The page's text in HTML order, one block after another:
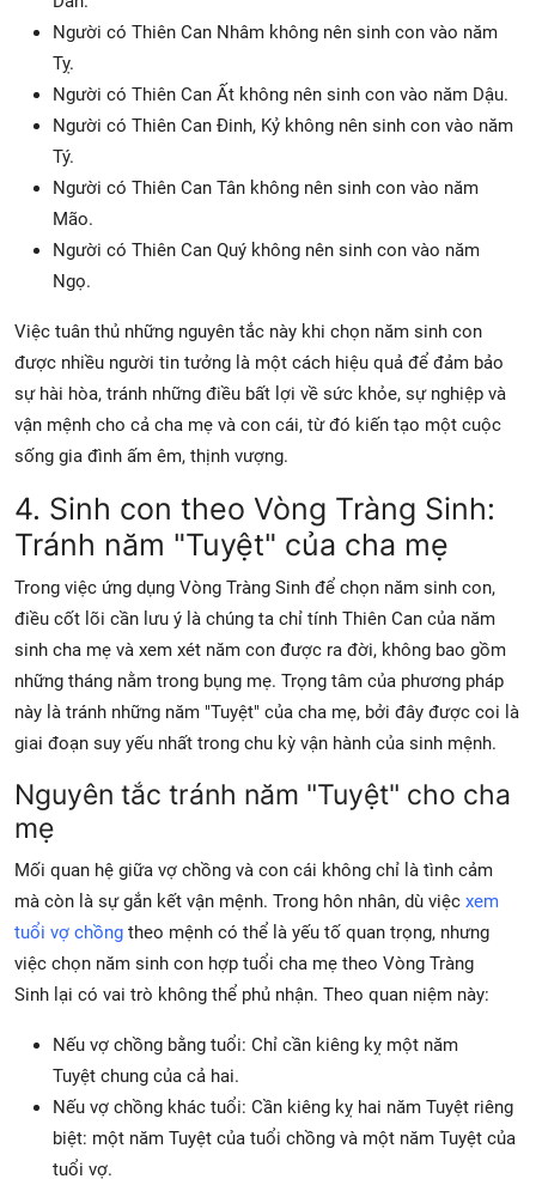
Người có Thiên Can Nhâm không nên sinh con vào năm
Tỵ.
Người có Thiên Can Ất không nên sinh con vào năm Dậu.
Người có Thiên Can Đinh, Kỷ không nên sinh con vào năm
Tý.
Người có Thiên Can Tân không nên sinh con vào năm
Mão.
Người có Thiên Can Quý không nên sinh con vào năm
Ngọ.
Việc tuân thủ những nguyên tắc này khi chọn năm sinh con
được nhiều người tin tưởng là một cách hiệu quả để đảm bảo
sự hài hòa, tránh những điều bất lợi về sức khỏe, sự nghiệp và
vận mệnh cho cả cha mẹ và con cái, từ đó kiến tạo một cuộc
sống gia đình ấm êm, thịnh vượng.
4. Sinh con theo Vòng Tràng Sinh:
Tránh năm "Tuyệt" của cha mẹ
Trong việc ứng dụng Vòng Tràng Sinh để chọn năm sinh con,
điều cốt lõi cần lưu ý là chúng ta chỉ tính Thiên Can của năm
sinh cha mẹ và xem xét năm con được ra đời, không bao gồm
những tháng nằm trong bụng mẹ. Trọng tâm của phương pháp
này là tránh những năm "Tuyệt" của cha mẹ, bởi đây được coi là
giai đoạn suy yếu nhất trong chu kỳ vận hành của sinh mệnh.
Nguyên tắc tránh năm "Tuyệt" cho cha
mẹ
Mối quan hệ giữa vợ chồng và con cái không chỉ là tình cảm
mà còn là sự gắn kết vận mệnh. Trong hôn nhân, dù việc xem
tuổi vợ chồng theo mệnh có thể là yếu tố quan trọng, nhưng
việc chọn năm sinh con hợp tuổi cha mẹ theo Vòng Tràng
Sinh lại có vai trò không thể phủ nhận. Theo quan niệm này:
Nếu vợ chồng bằng tuổi: Chỉ cần kiêng kỵ một năm
Tuyệt chung của cả hai.
Nếu vợ chồng khác tuổi: Cần kiêng kỵ hai năm Tuyệt riêng
biệt: một năm Tuyệt của tuổi chồng và một năm Tuyệt của
tuổi vợ.